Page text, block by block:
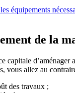
équipements
de la
capitale
vous allez au
des travaux ;